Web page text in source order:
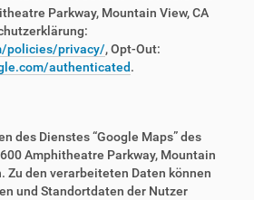
Parkway, Mountain View, CA
policies/privacy/, Opt-Out:
authenticated.
des Dienstes “Google Maps” des
Amphitheatre Parkway, Mountain
Zu den verarbeiteten Daten können
und Standortdaten der Nutzer